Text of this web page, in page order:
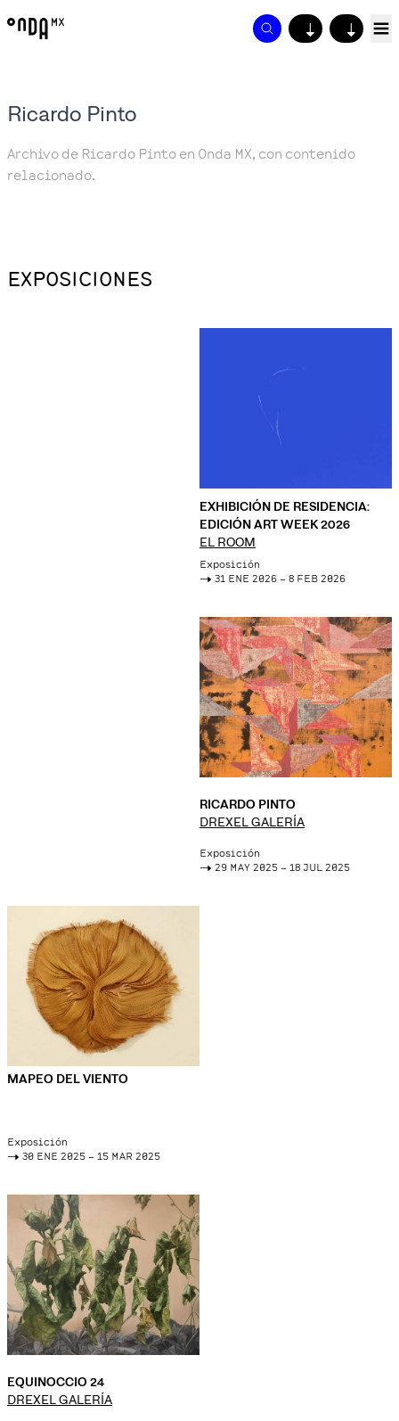
↓ ↓
Ricardo Pinto
Archivo de Ricardo Pinto en Onda MX, con contenido
relacionado.
EXPOSICIONES
EXHIBICIÓN DE RESIDENCIA:
EDICIÓN ART WEEK 2026
EL ROOM
Exposición
-> 31 ENE 2026 – 8 FEB 2026
RICARDO PINTO
DREXEL GALERÍA
Exposición
-> 29 MAY 2025 – 18 JUL 2025
MAPEO DEL VIENTO
Exposición
-> 30 ENE 2025 – 15 MAR 2025
EQUINOCCIO 24
DREXEL GALERÍA